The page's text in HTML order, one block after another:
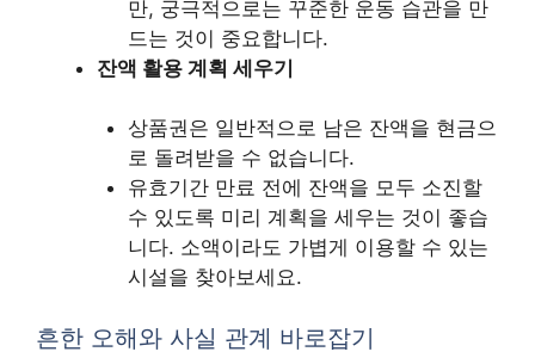
만, 궁극적으로는 꾸준한 운동 습관을 만
드는 것이 중요합니다.
잔액 활용 계획 세우기
상품권은 일반적으로 남은 잔액을 현금으
로 돌려받을 수 없습니다.
유효기간 만료 전에 잔액을 모두 소진할
수 있도록 미리 계획을 세우는 것이 좋습
니다. 소액이라도 가볍게 이용할 수 있는
시설을 찾아보세요.
흔한 오해와 사실 관계 바로잡기